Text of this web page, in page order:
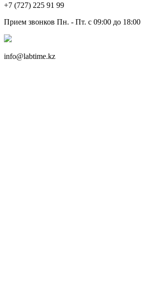
+7 (727) 225 91 99
Прием звонков Пн. - Пт. с 09:00 до 18:00
info@labtime.kz